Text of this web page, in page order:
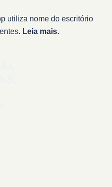
utiliza nome do escritório
Leia mais.